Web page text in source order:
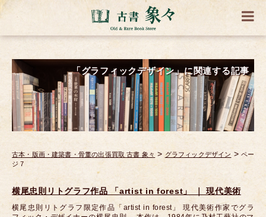
「グラフィックデザイン」に関連する記事
古本・版画・建築書・骨董の出張買取 古書 象々 > グラフィックデザイン > ペー
ジ 7
横尾忠則リトグラフ作品 「artist in forest」 ｜ 現代美術
横尾忠則リトグラフ限定作品「artist in forest」 現代美術作家でグラ